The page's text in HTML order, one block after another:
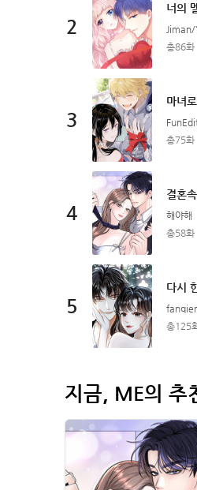
2
너의
총86화
3
마녀
총75화
4
결혼
해야해
총58화
5
다시
총125
지금, ME의 추